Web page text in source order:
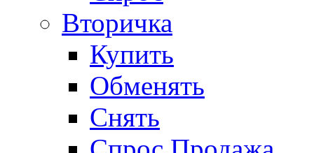
Вторичка
Купить
Обменять
Снять